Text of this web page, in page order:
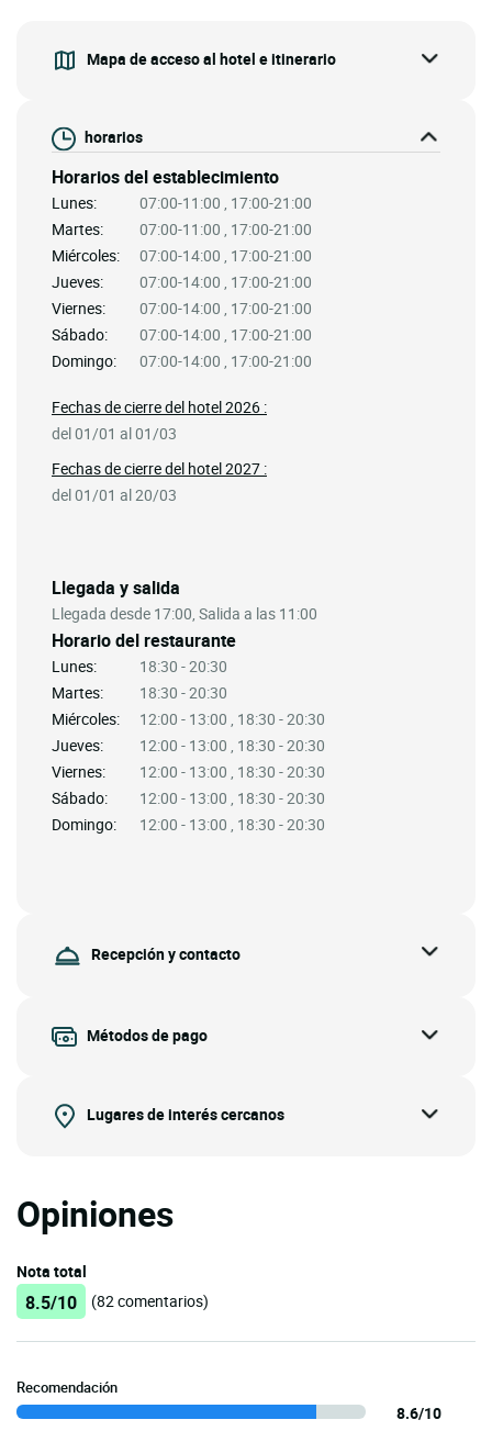
Mapa de acceso al hotel e itinerario
horarios
Horarios del establecimiento
Lunes:
07:00-11:00 , 17:00-21:00
Martes:
07:00-11:00 , 17:00-21:00
Miércoles:
07:00-14:00 , 17:00-21:00
Jueves:
07:00-14:00 , 17:00-21:00
Viernes:
07:00-14:00 , 17:00-21:00
Sábado:
07:00-14:00 , 17:00-21:00
Domingo:
07:00-14:00 , 17:00-21:00
Llegada y salida
Llegada desde 17:00, Salida a las 11:00
Horario del restaurante
Lunes:
18:30 - 20:30
Martes:
18:30 - 20:30
Miércoles:
12:00 - 13:00 , 18:30 - 20:30
Jueves:
12:00 - 13:00 , 18:30 - 20:30
Viernes:
12:00 - 13:00 , 18:30 - 20:30
Sábado:
12:00 - 13:00 , 18:30 - 20:30
Domingo:
12:00 - 13:00 , 18:30 - 20:30
Fechas de cierre del hotel 2026 :
del 01/01 al 01/03
Fechas de cierre del hotel 2027 :
del 01/01 al 20/03
Recepción y contacto
Métodos de pago
Lugares de interés cercanos
Opiniones
Nota total
8.5/10 (82 comentarios)
Recomendación
8.6/10